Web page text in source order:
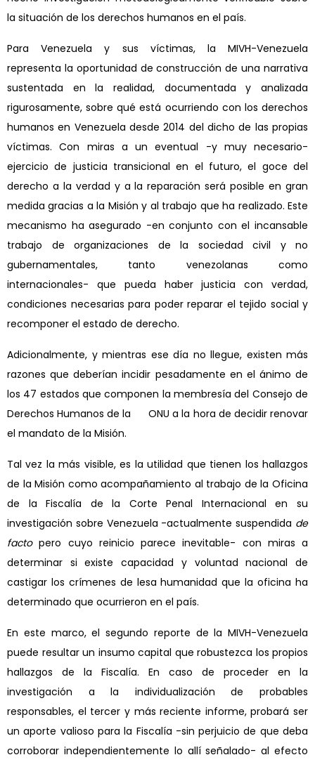
la situación de los derechos humanos en el país.
Para Venezuela y sus víctimas, la MIVH-Venezuela
representa la oportunidad de construcción de una narrativa
sustentada en la realidad, documentada y analizada
rigurosamente, sobre qué está ocurriendo con los derechos
humanos en Venezuela desde 2014 del dicho de las propias
víctimas. Con miras a un eventual -y muy necesario-
ejercicio de justicia transicional en el futuro, el goce del
derecho a la verdad y a la reparación será posible en gran
medida gracias a la Misión y al trabajo que ha realizado. Este
mecanismo ha asegurado -en conjunto con el incansable
trabajo de organizaciones de la sociedad civil y no
gubernamentales, tanto venezolanas como
internacionales- que pueda haber justicia con verdad,
condiciones necesarias para poder reparar el tejido social y
recomponer el estado de derecho.
Adicionalmente, y mientras ese día no llegue, existen más
razones que deberían incidir pesadamente en el ánimo de
los 47 estados que componen la membresía del Consejo de
Derechos Humanos de la ONU a la hora de decidir renovar
el mandato de la Misión.
Tal vez la más visible, es la utilidad que tienen los hallazgos
de la Misión como acompañamiento al trabajo de la Oficina
de la Fiscalía de la Corte Penal Internacional en su
investigación sobre Venezuela -actualmente suspendida de
factopero cuyo reinicio parece inevitable- con miras a
determinar si existe capacidad y voluntad nacional de
castigar los crímenes de lesa humanidad que la oficina ha
determinado que ocurrieron en el país.
En este marco, el segundo reporte de la MIVH-Venezuela
puede resultar un insumo capital que robustezca los propios
hallazgos de la Fiscalía. En caso de proceder en la
investigación a la individualización de probables
responsables, el tercer y más reciente informe, probará ser
un aporte valioso para la Fiscalía -sin perjuicio de que deba
corroborar independientemente lo allí señalado- al efecto